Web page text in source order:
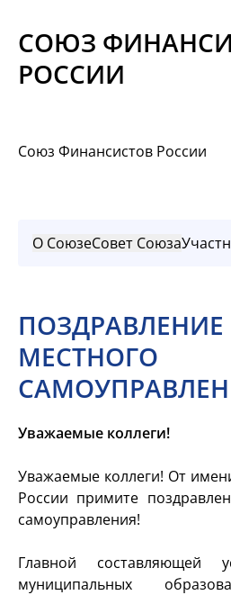
Материалы
СОЮЗ
РОССИИ
Союз Финансистов России
О СоюзеСовет Союза
МЕСТНОГО
Уважаемые коллеги!
Уважаемые коллеги! От
России примите
самоуправления!
Главной составляющей
муниципальных